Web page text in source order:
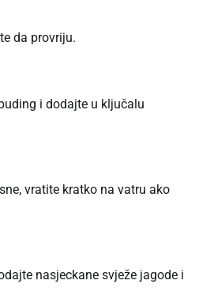
da provriju.
i dodajte u ključalu
vratite kratko na vatru ako
nasjeckane svježe jagode i